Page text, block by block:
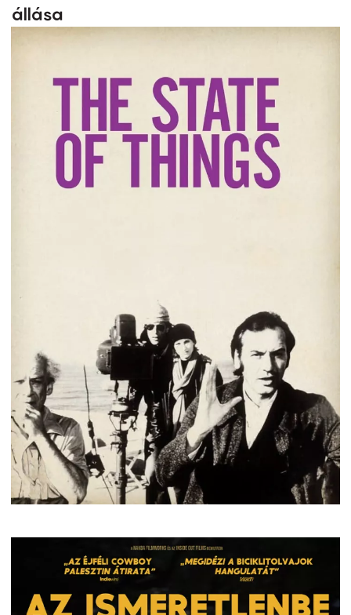
állása